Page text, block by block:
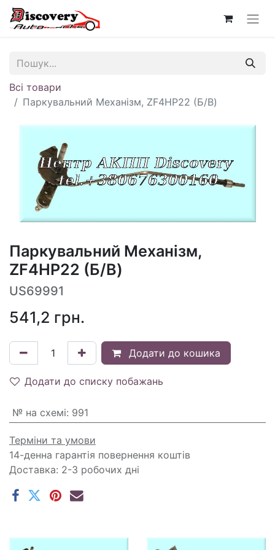
Всі товари
Паркувальний Механізм, ZF4HP22 (Б/В)
Паркувальний Механізм,
ZF4HP22 (Б/В)
US69991
541,2 грн.
Додати до кошика
Додати до списку побажань
№ на схемі: 991
Терміни та умови
14-денна гарантія повернення коштів
Доставка: 2-3 робочих дні